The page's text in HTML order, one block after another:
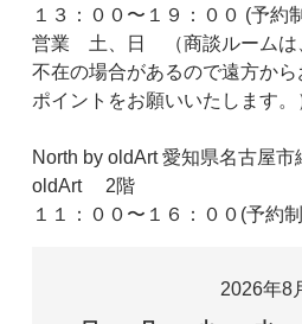
１３：００〜１９：００ (予約
営業 土、日 （商談ルームは
不在の場合があるので遠方か
ポイントをお願いいたします。
North by oldArt 愛知県名古屋
oldArt 2階
１１：００〜１６：００(予約
2026年8